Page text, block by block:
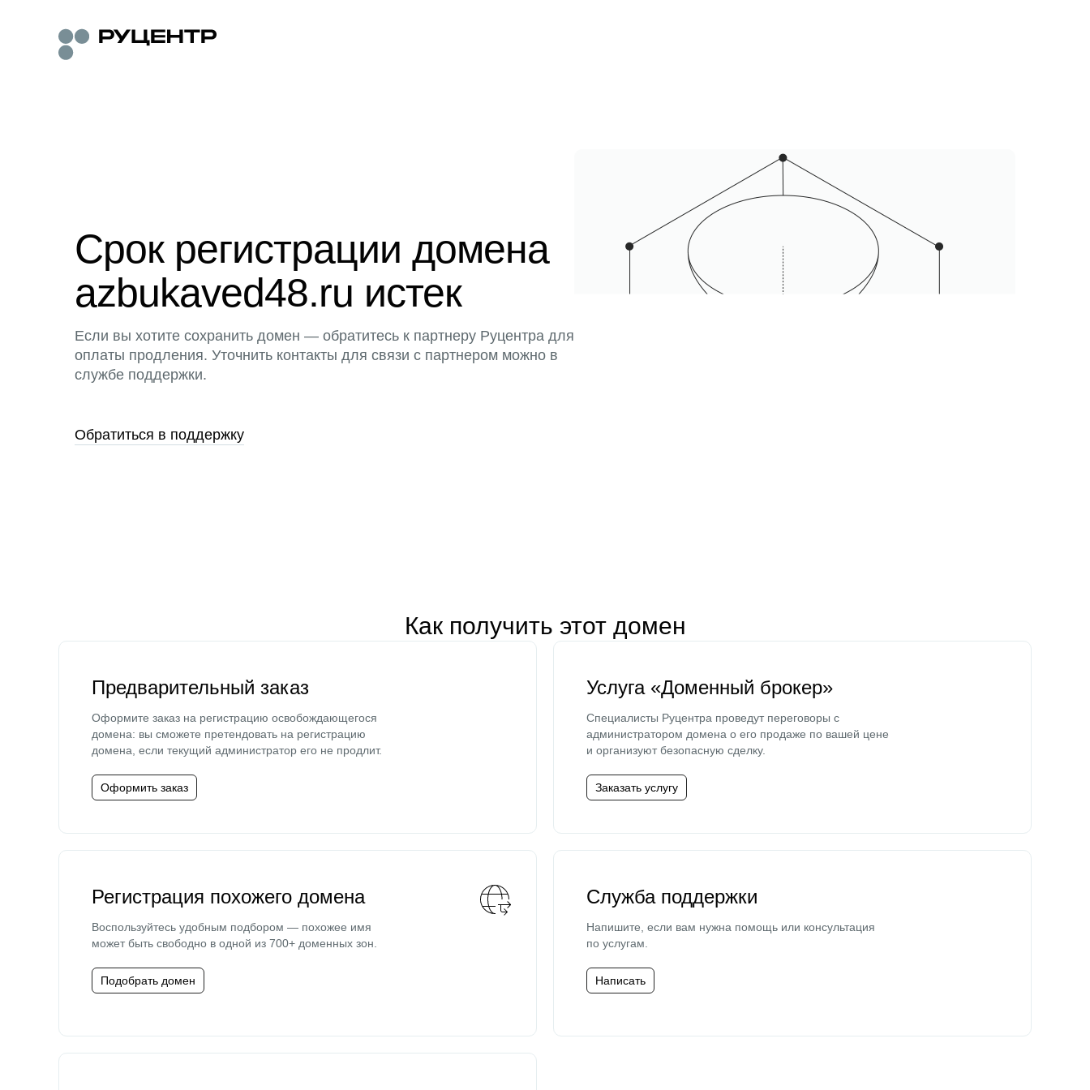
Срок регистрации домена
azbukaved48.ru истек
Если вы хотите сохранить домен — обратитесь к партнеру Руцентра для
оплаты продления. Уточнить контакты для связи с партнером можно в
службе поддержки.
Обратиться в поддержку
Как получить этот домен
Предварительный заказ
Оформите заказ на регистрацию освобождающегося
домена: вы сможете претендовать на регистрацию
домена, если текущий администратор его не продлит.
Оформить заказ
Услуга «Доменный брокер»
Специалисты Руцентра проведут переговоры с
администратором домена о его продаже по вашей цене
и организуют безопасную сделку.
Заказать услугу
Регистрация похожего домена
Воспользуйтесь удобным подбором — похожее имя
может быть свободно в одной из 700+ доменных зон.
Подобрать домен
Служба поддержки
Напишите, если вам нужна помощь или консультация
по услугам.
Написать